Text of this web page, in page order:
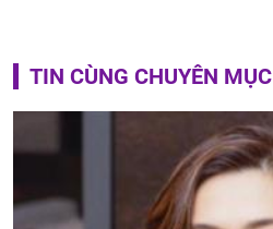
TIN CÙNG CHUYÊN MỤC